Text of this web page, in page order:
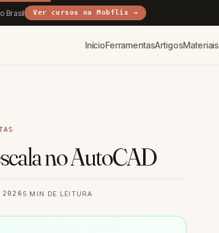
Brasil Ver cursos na Mobflix →
InícioFerramentasArtigosMateriais
no AutoCAD
5 MIN DE LEITURA